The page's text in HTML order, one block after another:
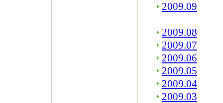
2009.09
2009.08
2009.07
2009.06
2009.05
2009.04
2009.03